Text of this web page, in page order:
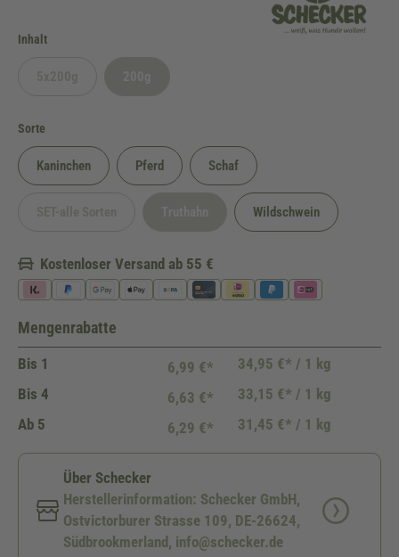
Inhaltauswählen
Sorte
Kaninchen Pferd Schaf
(Diese Option ist zurzeit nicht verfügbar.)(Diese Option ist zurzeit nicht verfügbar.)
Wildschwein
Kostenloser Versand ab 55 €
Mengenrabatte
Bis 1 6,99 €*
34,95 €* / 1 kg
Bis 4 6,63 €*
33,15 €* / 1 kg
Ab 5 6,29 €* 31,45 €* / 1 kg
Über Schecker
Herstellerinformation: Schecker GmbH,
Ostvictorburer Strasse 109, DE-26624,
Südbrookmerland, info@schecker.de